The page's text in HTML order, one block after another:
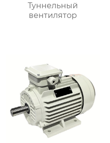
Туннельный
вентилятор